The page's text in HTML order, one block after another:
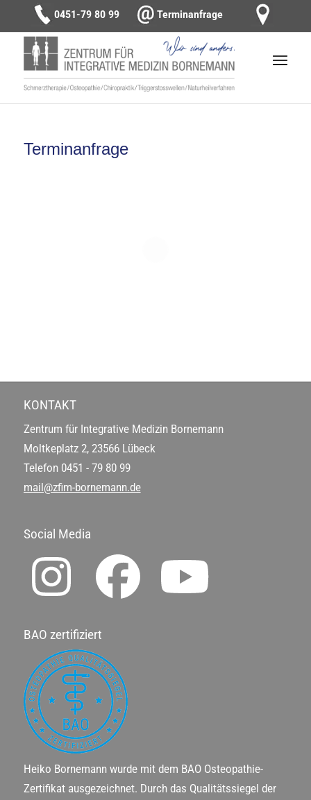
0451-79 80 99 Terminanfrage
Terminanfrage
KONTAKT
Zentrum für Integrative Medizin Bornemann
Moltkeplatz 2, 23566 Lübeck
Telefon 0451 - 79 80 99
mail@zfim-bornemann.de
Social Media
BAO zertifiziert
Heiko Bornemann wurde mit dem BAO Osteopathie-
Zertifikat ausgezeichnet. Durch das Qualitätssiegel der